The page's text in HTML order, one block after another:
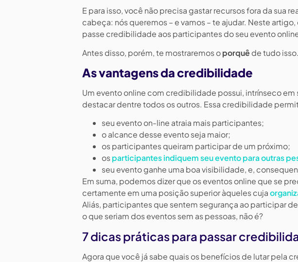
E para isso, você não precisa gastar recursos fora da sua
cabeça: nós queremos – e vamos – te ajudar. Neste
passe credibilidade aos participantes do seu evento
Antes disso, porém, te mostraremos oporquêde tudo
As vantagens da credibilidade
Um evento online com credibilidade possui, intrínseco em
destacar dentre todos os outros. Essa credibilidade
seu evento on-line atraia mais participantes;
o alcance desse evento seja maior;
os participantes queiram participar de um próximo;
osparticipantes indiquem seu evento para outras
seu evento ganhe uma boa visibilidade, e,
Em suma, podemos dizer que os eventos online que se
certamente em uma posição superior àqueles cuja
Aliás, participantes que sentem segurança ao participar
o que seriam dos eventos sem as pessoas, não é?
7 dicas práticas para passar
Agora que você já sabe quais os benefícios de lutar pela